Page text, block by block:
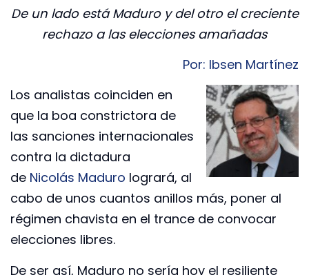
De un lado está Maduro y del otro el creciente
rechazo a las elecciones amañadas
Por: Ibsen Martínez
Los analistas coinciden en
que la boa constrictora de
las sanciones internacionales
contra la dictadura
de Nicolás Maduro logrará, al
cabo de unos cuantos anillos más, poner al
régimen chavista en el trance de convocar
elecciones libres.
De ser así, Maduro no sería hoy el resiliente